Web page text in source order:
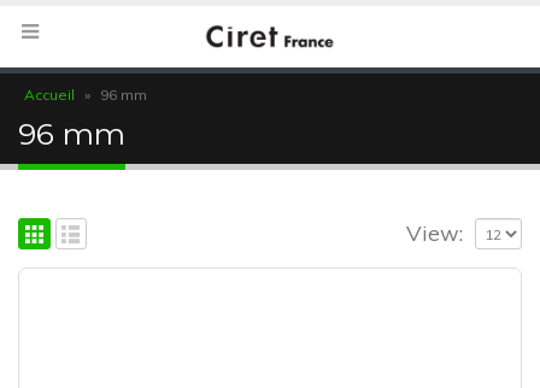
Accueil » 96 mm
96 mm
View: